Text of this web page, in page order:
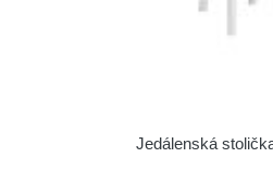
Jedálenská